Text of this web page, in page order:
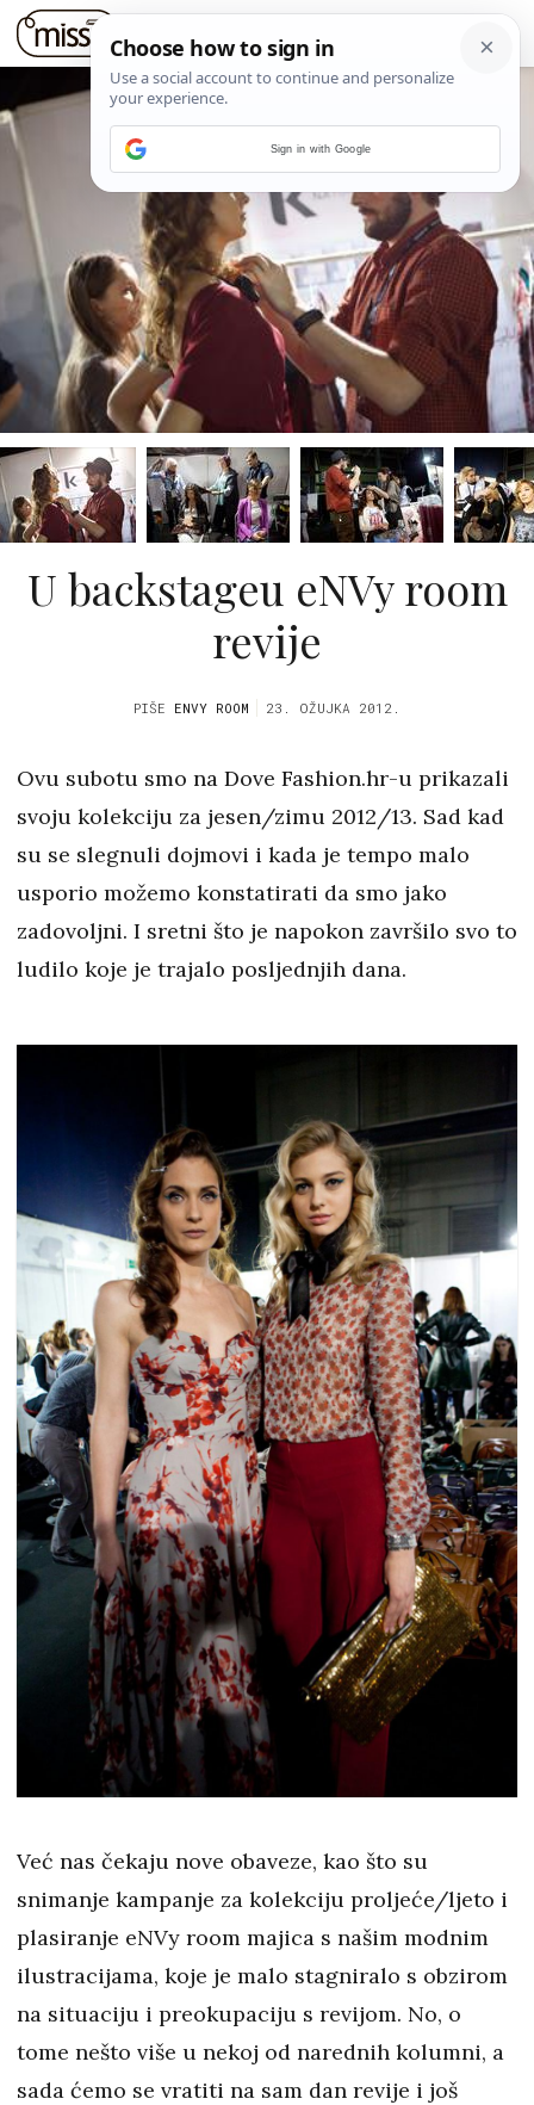
U backstageu eNVy room
revije
PIŠE ENVY ROOM 23. OŽUJKA 2012.
Ovu subotu smo na Dove Fashion.hr-u prikazali
svoju kolekciju za jesen/zimu 2012/13. Sad kad
su se slegnuli dojmovi i kada je tempo malo
usporio možemo konstatirati da smo jako
zadovoljni. I sretni što je napokon završilo svo to
ludilo koje je trajalo posljednjih dana.
Već nas čekaju nove obaveze, kao što su
snimanje kampanje za kolekciju proljeće/ljeto i
plasiranje eNVy room majica s našim modnim
ilustracijama, koje je malo stagniralo s obzirom
na situaciju i preokupaciju s revijom. No, o
tome nešto više u nekoj od narednih kolumni, a
sada ćemo se vratiti na sam dan revije i još
Sign in with Google